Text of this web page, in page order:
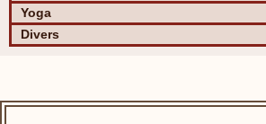
Yoga
Divers